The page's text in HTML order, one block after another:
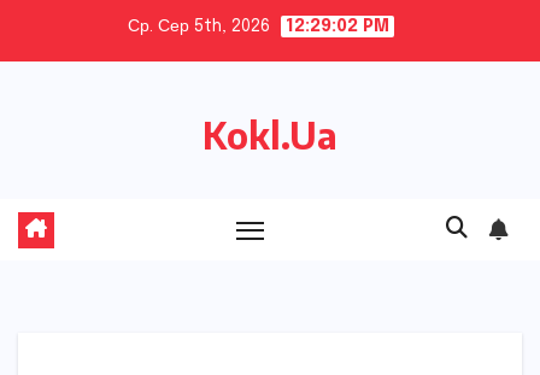
Ср. Сер 5th, 2026 12:29:03 PM
Kokl.Ua